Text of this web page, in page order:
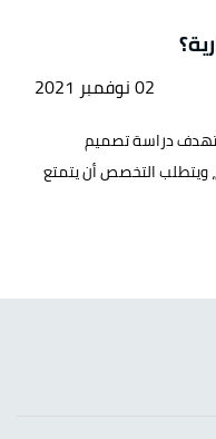
02 نوفمبر 2021
دراسة تصميم
ويتطلب التخصص أن يتمتع